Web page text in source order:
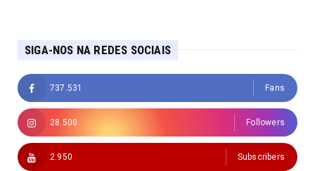
SIGA-NOS NA REDES SOCIAIS
737.531 Fans
28.500 Followers
2.950 Subscribers